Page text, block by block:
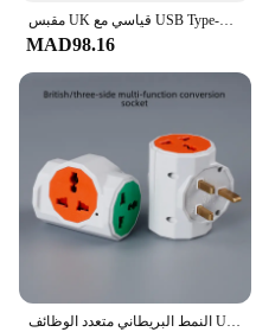
MAD98.16
النمط البريطاني متعدد الوظائف USB محول السفر التوصيل هونغ كونغ القياسية جنوب شرق آسيا تحويل المقبس للأجهزة